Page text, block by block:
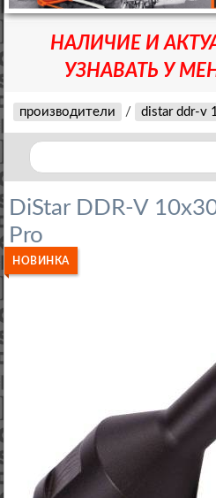
НАЛИЧИЕ И
УЗНАВАТЬ У
производители / distar ddr-v
DiStar DDR-V
Pro
НОВИНКА